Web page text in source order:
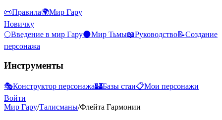
📜Правила🌍Мир Гару
Новичку
🌕Введение в мир Гару🌑Мир Тьмы📖Руководство📝Создание
персонажа
Инструменты
🎭Конструктор персонажа🏰Базы стаи📋Мои персонажи
Войти
Мир Гару/Талисманы/Флейта Гармонии